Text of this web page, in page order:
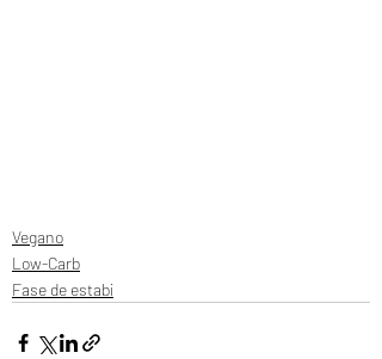
Vegano
Low-Carb
Fase de estabi